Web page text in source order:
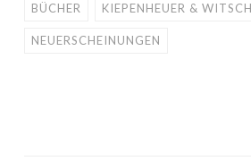
BÜCHER
KIEPENHEUER & WITSCH
NEUERSCHEINUNGEN